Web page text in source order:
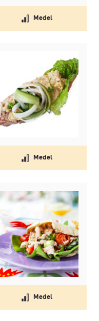
Medel
Medel
Medel